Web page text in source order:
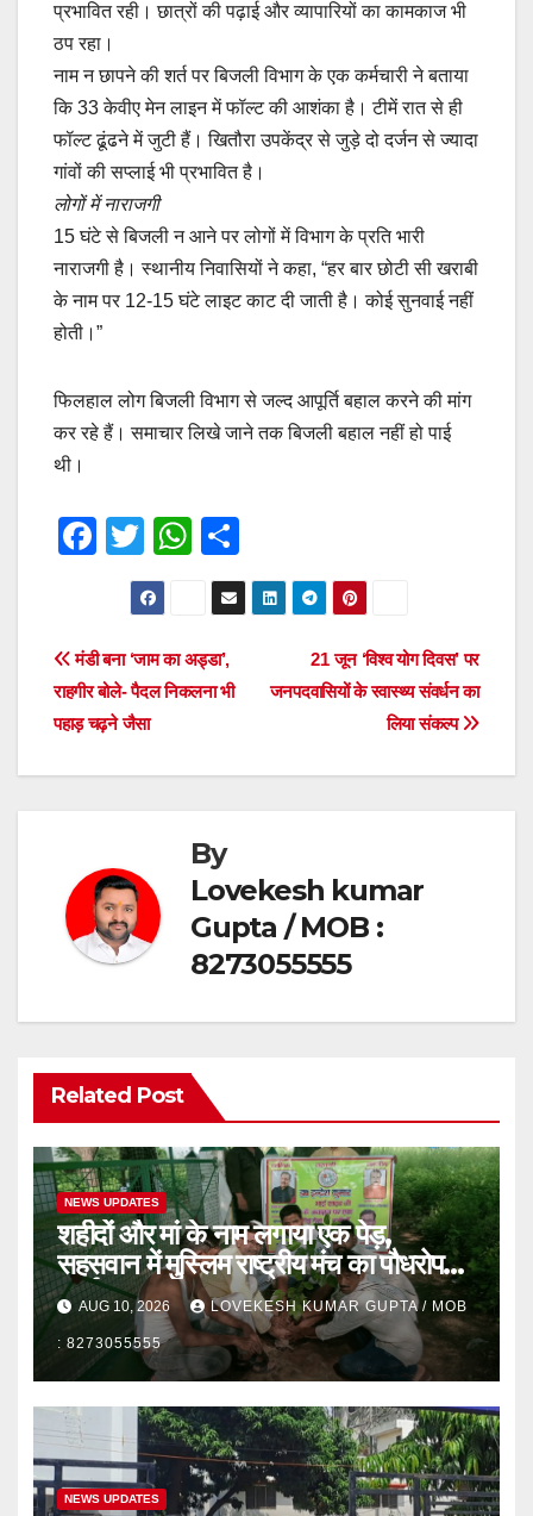
प्रभावित रही। छात्रों की पढ़ाई और व्यापारियों का कामकाज भी
ठप रहा।
नाम न छापने की शर्त पर बिजली विभाग के एक कर्मचारी ने बताया
कि 33 केवीए मेन लाइन में फॉल्ट की आशंका है। टीमें रात से ही
फॉल्ट ढूंढने में जुटी हैं। खितौरा उपकेंद्र से जुड़े दो दर्जन से ज्यादा
गांवों की सप्लाई भी प्रभावित है।
लोगों में नाराजगी
15 घंटे से बिजली न आने पर लोगों में विभाग के प्रति भारी
नाराजगी है। स्थानीय निवासियों ने कहा, “हर बार छोटी सी खराबी
के नाम पर 12-15 घंटे लाइट काट दी जाती है। कोई सुनवाई नहीं
होती।”
फिलहाल लोग बिजली विभाग से जल्द आपूर्ति बहाल करने की मांग
कर रहे हैं। समाचार लिखे जाने तक बिजली बहाल नहीं हो पाई
थी।
F
e
b
o
o
T
wi
tt
er
W
h
at
s
A
p
h
ar
Post
navigation
21 जून ‘विश्व योग दिवस’ पर
जनपदवासियों के स्वास्थ्य संवर्धन का
लिया संकल्प
मंडी बना ‘जाम का अड्डा’,
राहगीर बोले- पैदल निकलना भी
पहाड़ चढ़ने जैसा
By
Lovekesh kumar
Gupta / MOB :
8273055555
Related Post
NEWS UPDATES
शहीदों और मां के नाम लगाया एक पेड़,
सहसवान में मुस्लिम राष्ट्रीय मंच का पौधरोपण
कार्यक्रम
AUG 10, 2026 LOVEKESH KUMAR GUPTA / MOB
: 8273055555
NEWS UPDATES